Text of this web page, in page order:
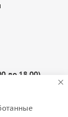
до 18.00)